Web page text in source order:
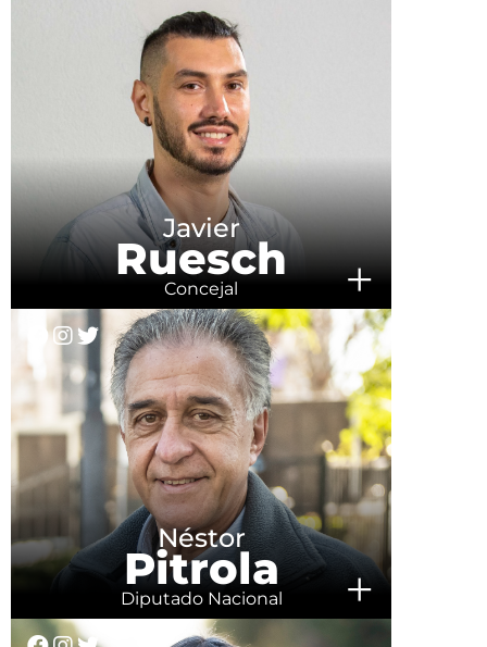
Javier
Ruesch
Concejal +
Néstor
Pitrola
Diputado Nacional +